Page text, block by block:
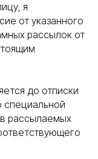
я
от указанного
рассылок от
до отписки
специальной
рассылаемых